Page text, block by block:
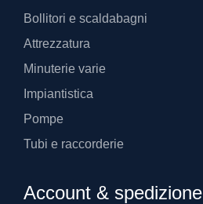
Bollitori e scaldabagni
Attrezzatura
Minuterie varie
Impiantistica
Pompe
Tubi e raccorderie
Account & spedizione